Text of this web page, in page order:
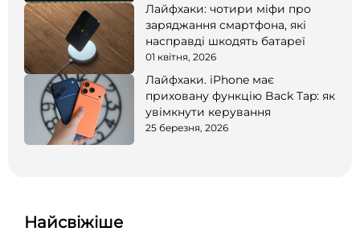
Лайфхаки: чотири міфи про
заряджання смартфона, які
насправді шкодять батареї
01 квітня, 2026
Лайфхаки. iPhone має
приховану функцію Back Tap: як
увімкнути керування
25 березня, 2026
Найсвіжіше